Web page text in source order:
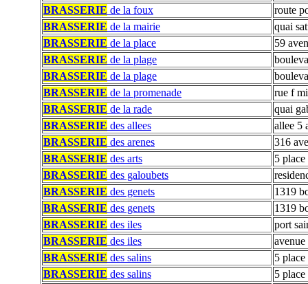
BRASSERIE de la foux
route
BRASSERIE de la mairie
quai
BRASSERIE de la place
59
BRASSERIE de la plage
BRASSERIE de la plage
BRASSERIE de la promenade
rue f
BRASSERIE de la rade
quai
BRASSERIE des allees
allee 5
BRASSERIE des arenes
316
BRASSERIE des arts
5 place
BRASSERIE des galoubets
BRASSERIE des genets
1319
BRASSERIE des genets
1319
BRASSERIE des iles
port
BRASSERIE des iles
BRASSERIE des salins
5 place
BRASSERIE des salins
5 place